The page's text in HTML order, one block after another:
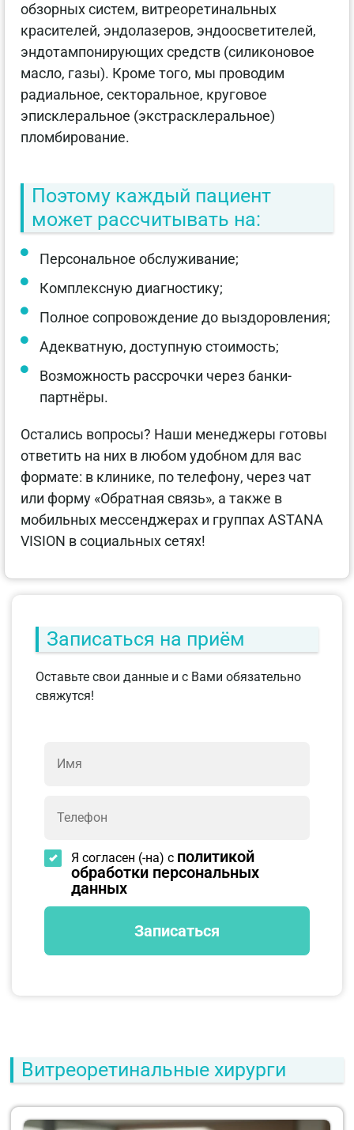
обзорных систем, витреоретинальных
красителей, эндолазеров, эндоосветителей,
эндотампонирующих средств (силиконовое
масло, газы). Кроме того, мы проводим
радиальное, секторальное, круговое
эписклеральное (экстрасклеральное)
пломбирование.
Поэтому каждый пациент
может рассчитывать на:
Персональное обслуживание;
Комплексную диагностику;
Полное сопровождение до выздоровления;
Адекватную, доступную стоимость;
Возможность рассрочки через банки-
партнёры.
Остались вопросы? Наши менеджеры готовы
ответить на них в любом удобном для вас
формате: в клинике, по телефону, через чат
или форму «Обратная связь», а также в
мобильных мессенджерах и группах ASTANA
VISION в социальных сетях!
Записаться на приём
Оставьте свои данные и с Вами обязательно
свяжутся!
Я согласен (-на) с политикой
обработки персональных
данных
Витреоретинальные хирурги